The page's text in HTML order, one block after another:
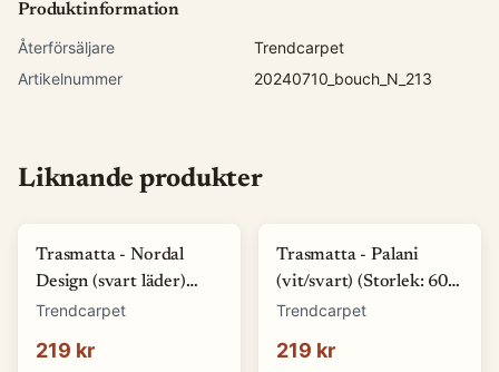
Produktinformation
Återförsäljare
Trendcarpet
Artikelnummer
20240710_bouch_N_213
Liknande produkter
Trasmatta - Nordal
Design (svart läder)
(Storlek: 60 x 110 cm)
Trendcarpet
219 kr
Trasmatta - Palani
(vit/svart) (Storlek: 60 x
120 cm)
Trendcarpet
219 kr